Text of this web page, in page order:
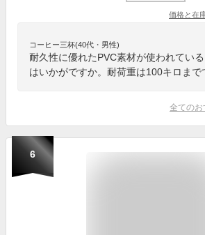
価格と在
コーヒー三杯(40代・男性)
耐久性に優れたPVC素材が使われてい
はいかがですか。耐荷重は100キロまで
全てのお
6